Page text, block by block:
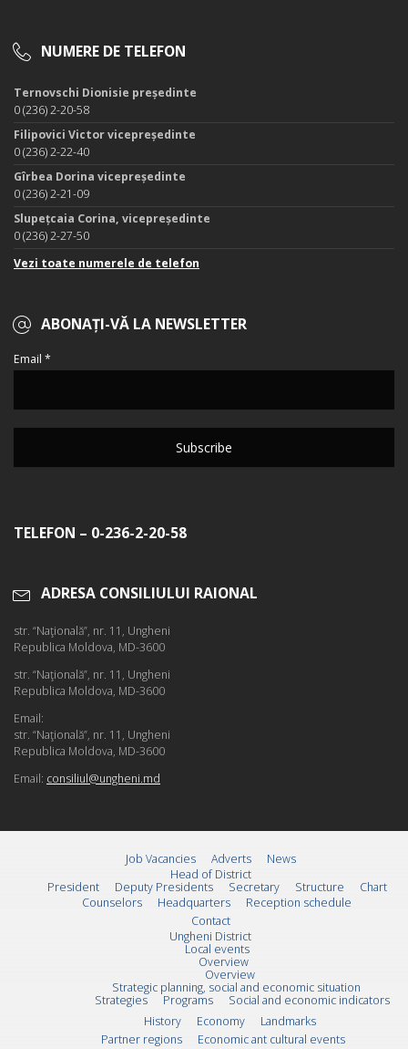
NUMERE DE TELEFON
Ternovschi Dionisie președinte
0 (236) 2-20-58
Filipovici Victor vicepreședinte
0 (236) 2-22-40
Gîrbea Dorina vicepreședinte
0 (236) 2-21-09
Slupețcaia Corina, vicepreședinte
0 (236) 2-27-50
Vezi toate numerele de telefon
ABONAȚI-VĂ LA NEWSLETTER
Email *
TELEFON – 0-236-2-20-58
ADRESA CONSILIULUI RAIONAL
str. “Naţională”, nr. 11, Ungheni
Republica Moldova, MD-3600
str. “Naţională”, nr. 11, Ungheni
Republica Moldova, MD-3600
Email:
str. “Naţională”, nr. 11, Ungheni
Republica Moldova, MD-3600
Email: consiliul@ungheni.md
Job Vacancies Adverts
News
Head of District
President
Deputy Presidents Secretary Structure
Chart
Counselors
Headquarters
Reception schedule
Contact
Ungheni District
Local events
Overview
Overview
Strategic planning, social and economic situation
Strategies
Programs
Social and economic indicators
History
Economy
Landmarks
Partner regions
Economic ant cultural events